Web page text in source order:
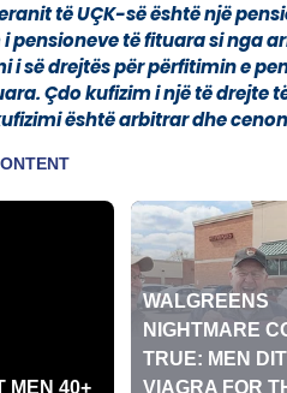
të UÇK-së është një
i pensioneve të fituara si nga
i së drejtës për përfitimin e
Çdo kufizim i një të drejte
është arbitrar dhe